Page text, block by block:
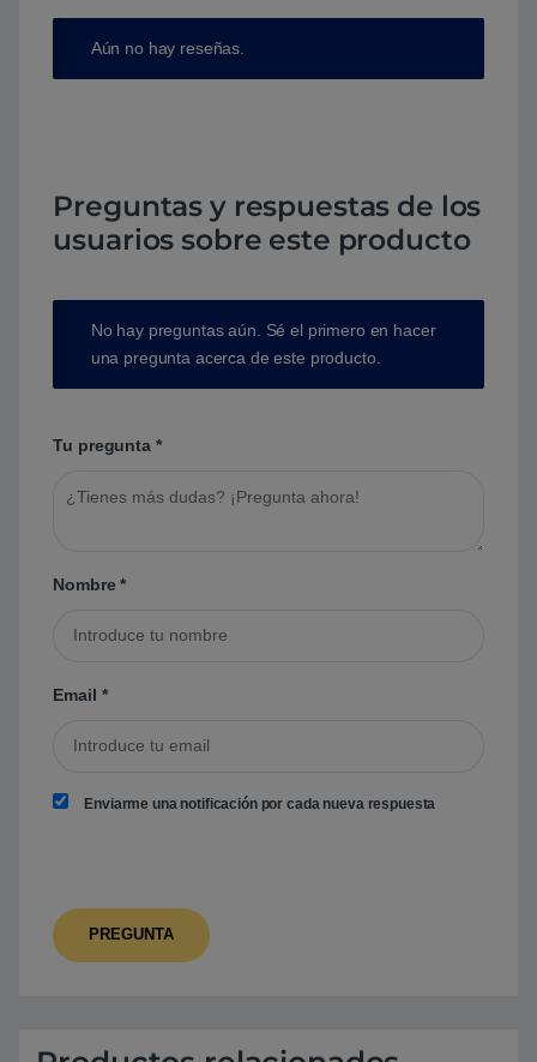
Aún no hay reseñas.
Preguntas y respuestas de los
usuarios sobre este producto
No hay preguntas aún. Sé el primero en hacer
una pregunta acerca de este producto.
Tu pregunta *
Nombre*
Email *
Enviarme una notificación por cada nueva respuesta